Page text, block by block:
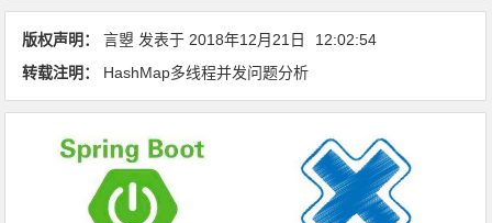
版权声明： 言曌 发表于 2018年12月21日
12:02:54
转载注明：
HashMap多线程并发问题分析